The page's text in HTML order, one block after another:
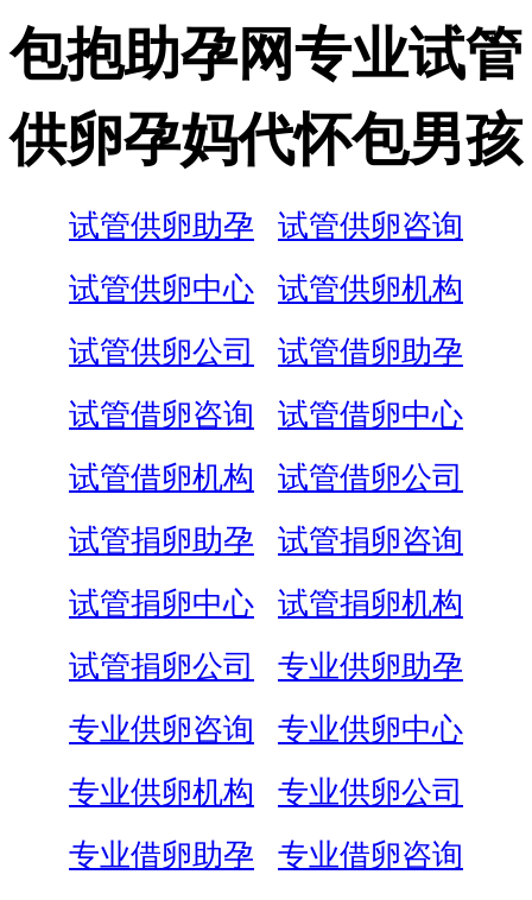
包抱助孕网专业试管
供卵孕妈代怀包男孩
试管供卵助孕
试管供卵咨询
试管供卵中心
试管供卵机构
试管供卵公司
试管借卵助孕
试管借卵咨询
试管借卵中心
试管借卵机构
试管借卵公司
试管捐卵助孕
试管捐卵咨询
试管捐卵中心
试管捐卵机构
试管捐卵公司
专业供卵助孕
专业供卵咨询
专业供卵中心
专业供卵机构
专业供卵公司
专业借卵助孕
专业借卵咨询